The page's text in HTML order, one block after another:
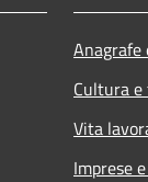
Cultura
Vita
Imprese